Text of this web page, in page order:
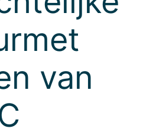
van